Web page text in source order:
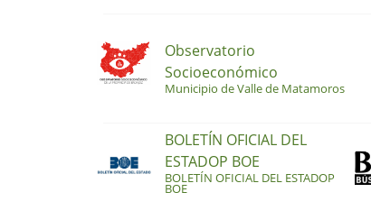
Observatorio
Socioeconómico
Municipio de Valle de Matamoros
BOLETÍN OFICIAL DEL
ESTADOP BOE
BOLETÍN OFICIAL DEL ESTADOP
BOE